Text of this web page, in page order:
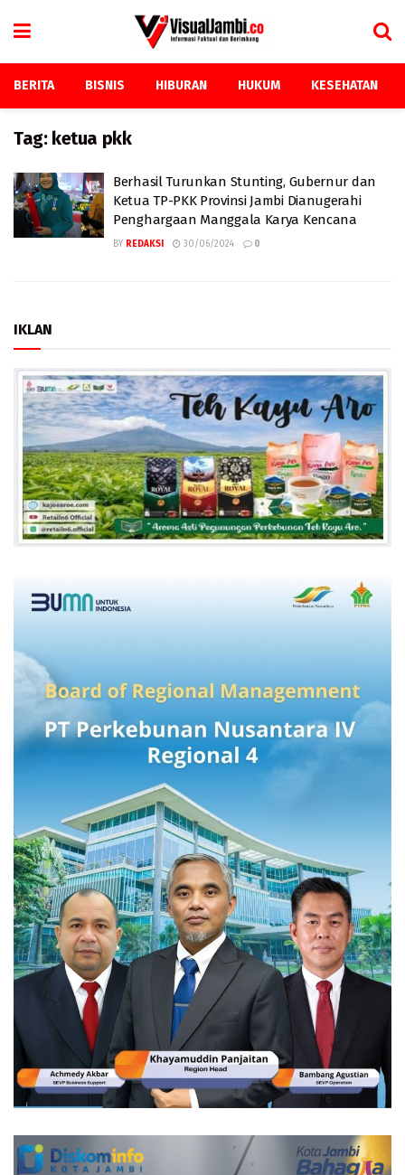
BERITA BISNIS HIBURAN HUKUM KESEHATAN
Tag: ketua pkk
Berhasil Turunkan Stunting, Gubernur dan
Ketua TP-PKK Provinsi Jambi Dianugerahi
Penghargaan Manggala Karya Kencana
BY REDAKSI 30/06/2024 0
IKLAN